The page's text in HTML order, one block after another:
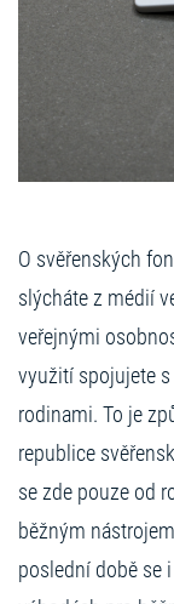
O svěřenských
slýcháte z médií
veřejnými
využití spojujete
rodinami. To je
republice
se zde pouze od
běžným
poslední době se